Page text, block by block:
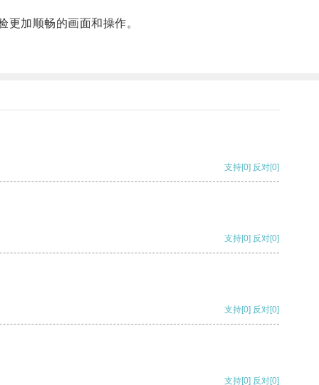
加顺畅的画面和操作。
支持[0] 反对[0]
支持[0] 反对[0]
支持[0] 反对[0]
支持[0] 反对[0]